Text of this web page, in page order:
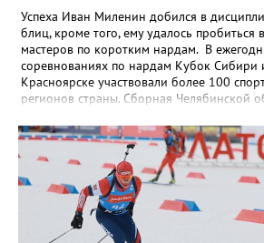
Успеха Иван Миленин добился в
блиц, кроме того, ему удалось пробиться
мастеров по коротким нардам. В
соревнованиях по нардам Кубок Сибири
Красноярске участвовали более 100
регионов страны. Сборная Челябинской
земляк, это три золота Ксении Нагаевой
Дроздовой из Челябинска, бронза
Ирины Зобковой и челябинца Сергея
бронзу в общую копилку положила
Екатерина Дроздова.